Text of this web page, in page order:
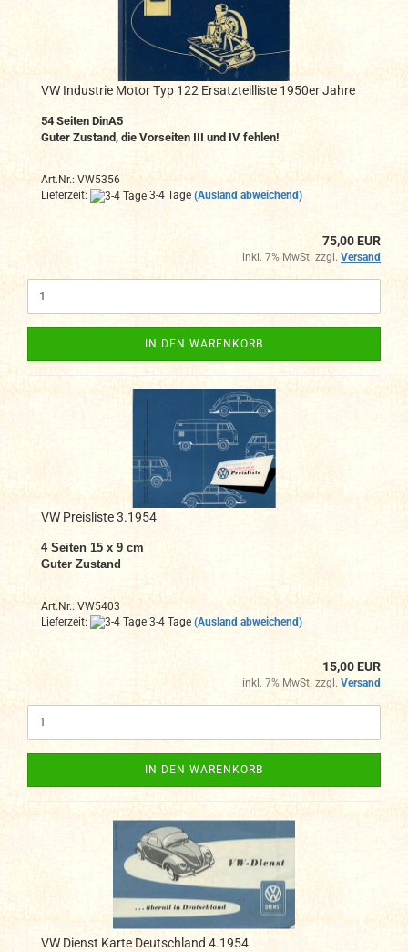
VW Industrie Motor Typ 122 Ersatzteilliste 1950er Jahre
54Seiten DinA5
Guter Zustand, die Vorseiten III und IV fehlen!
Art.Nr.: VW5356
Lieferzeit:
3-4 Tage (Ausland abweichend)
75,00 EUR
inkl. 7% MwSt. zzgl. Versand
IN DEN WARENKORB
VW Preisliste 3.1954
4 Seiten 15 x 9 cm
Guter Zustand
Art.Nr.: VW5403
Lieferzeit:
3-4 Tage (Ausland abweichend)
15,00 EUR
inkl. 7% MwSt. zzgl. Versand
IN DEN WARENKORB
VW Dienst Karte Deutschland 4.1954